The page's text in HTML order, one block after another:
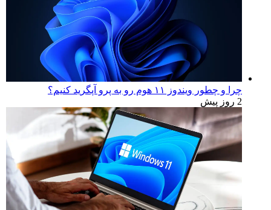
چرا و چطور ویندوز ۱۱ هوم رو به پرو آپگرید کنیم؟
2 روز پیش